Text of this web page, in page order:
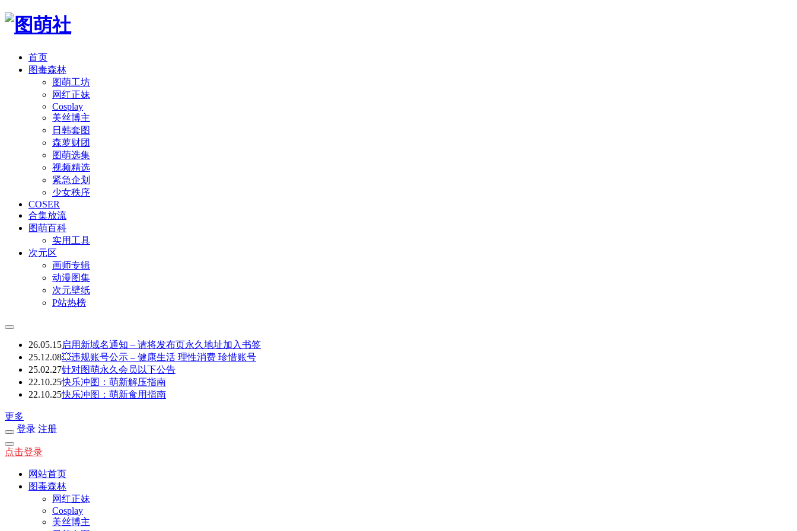
首页
图毒森林
图萌工坊
网红正妹
Cosplay
美丝博主
日韩套图
森萝财团
图萌选集
视频精选
紧急企划
少女秩序
COSER
合集放流
图萌百科
实用工具
次元区
画师专辑
动漫图集
次元壁纸
P站热榜
26.05.15启用新域名通知 – 请将发布页永久地址加入书签
25.12.08💥违规账号公示 – 健康生活 理性消费 珍惜账号
25.02.27针对图萌永久会员以下公告
22.10.25快乐冲图：萌新解压指南
22.10.25快乐冲图：萌新食用指南
更多
登录 注册
点击登录
网站首页
图毒森林
网红正妹
Cosplay
美丝博主